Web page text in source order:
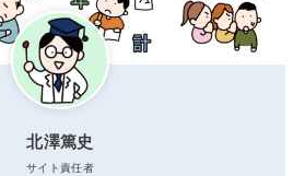
北澤篤史
サイト責任者